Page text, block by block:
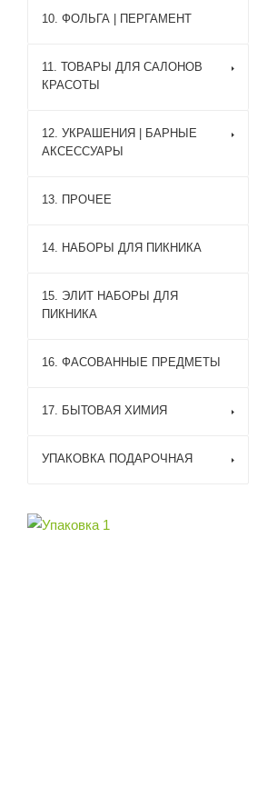
10. ФОЛЬГА | ПЕРГАМЕНТ
11. ТОВАРЫ ДЛЯ САЛОНОВ
КРАСОТЫ
12. УКРАШЕНИЯ | БАРНЫЕ
АКСЕССУАРЫ
13. ПРОЧЕЕ
14. НАБОРЫ ДЛЯ ПИКНИКА
15. ЭЛИТ НАБОРЫ ДЛЯ
ПИКНИКА
16. ФАСОВАННЫЕ ПРЕДМЕТЫ
17. БЫТОВАЯ ХИМИЯ
УПАКОВКА ПОДАРОЧНАЯ